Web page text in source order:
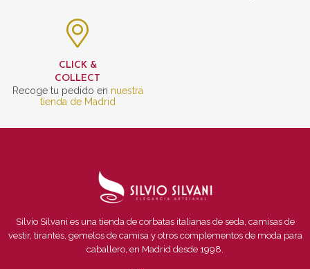
CLICK &
COLLECT
Recoge tu pedido en nuestra
tienda de Madrid
Silvio Silvani es una tienda de corbatas italianas de seda, camisas de
vestir, tirantes, gemelos de camisa y otros complementos de moda para
caballero, en Madrid desde 1998.